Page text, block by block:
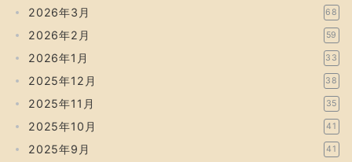
2026年3月 68
2026年2月 59
2026年1月 33
2025年12月 38
2025年11月 35
2025年10月 41
2025年9月 41